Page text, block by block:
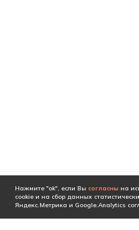
Нажмите "ok", если Вы согласны на
cookie и на сбор данных
Яндекс.Метрика и Google.Analytics